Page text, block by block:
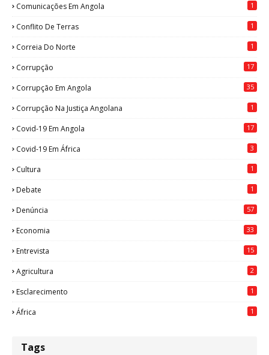
Comunicações Em Angola 1
Conflito De Terras 1
Correia Do Norte 1
Corrupção 17
Corrupção Em Angola 35
Corrupção Na Justiça Angolana 1
Covid-19 Em Angola 17
Covid-19 Em África 3
Cultura 1
Debate 1
Denúncia 57
Economia 33
Entrevista 15
Agricultura 2
Esclarecimento 1
África 1
Tags